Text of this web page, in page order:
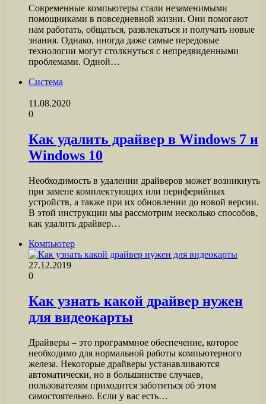
Современные компьютеры стали незаменимыми
помощниками в повседневной жизни. Они помогают
нам работать, общаться, развлекаться и получать новые
знания. Однако, иногда даже самые передовые
технологии могут столкнуться с непредвиденными
проблемами. Одной…
Система
11.08.2020
0
Как удалить драйвер в Windows 7 и
Windows 10
Необходимость в удалении драйверов может возникнуть
при замене комплектующих или периферийных
устройств, а также при их обновлении до новой версии.
В этой инструкции мы рассмотрим несколько способов,
как удалить драйвер…
Компьютер
27.12.2019
0
Как узнать какой драйвер нужен
для видеокарты
Драйверы – это программное обеспечение, которое
необходимо для нормальной работы компьютерного
железа. Некоторые драйверы устанавливаются
автоматически, но в большинстве случаев,
пользователям приходится заботиться об этом
самостоятельно. Если у вас есть…